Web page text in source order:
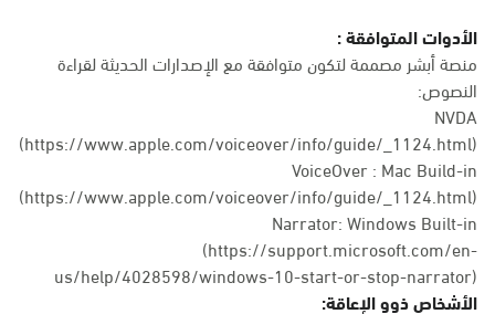
الأدوات المتوافقة :
منصة أبشر مصممة لتكون متوافقة مع الإصدارات الحديثة لقراءة
النصوص:
NVDA
(https://www.apple.com/voiceover/info/guide/_1124.html)
VoiceOver : Mac Build-in
(https://www.apple.com/voiceover/info/guide/_1124.html)
Narrator: Windows Built-in
(https://support.microsoft.com/en-
us/help/4028598/windows-10-start-or-stop-narrator)
الأشخاص ذوو الإعاقة: